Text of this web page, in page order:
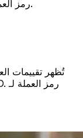
العملة لـ الدراهم الإماراتية هو AED. رمز العملة هو د.إ.
تُظهر تقييمات